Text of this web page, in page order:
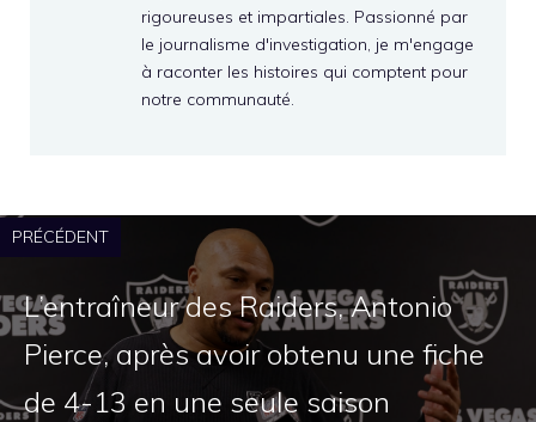
rigoureuses et impartiales. Passionné par
le journalisme d'investigation, je m'engage
à raconter les histoires qui comptent pour
notre communauté.
PRÉCÉDENT
L’entraîneur des Raiders, Antonio
Pierce, après avoir obtenu une fiche
de 4-13 en une seule saison